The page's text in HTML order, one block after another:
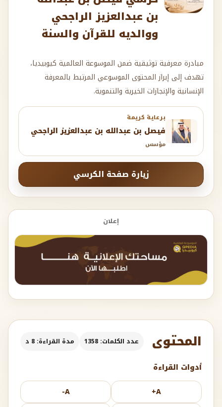
بن عبدالعزيز الراجحي
ووالديه للقرآن والسنة
مبادرة معرفية توثيقية ضمن الموسوعة العالمية كيوبيديا،
تهدف إلى إبراز المحتوى الموسوعي المرتبط بالمعرفة
الإنسانية والإنجازات الخيرية والتنموية.
برعاية كريمة
فيصل بن عبدالله بن عبدالعزيز الراجحي
مؤسس
زيارة صفحة الكرسي
إعلان
المحتوى عدد الكلمات: 1358 مدة القراءة: 8 د
أدوات القراءة
A+
A-